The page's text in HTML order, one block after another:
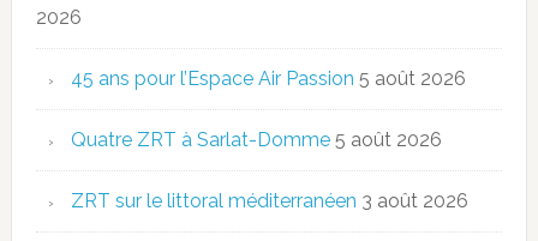
2026
45 ans pour l’Espace Air Passion 5 août 2026
Quatre ZRT à Sarlat-Domme 5 août 2026
ZRT sur le littoral méditerranéen 3 août 2026